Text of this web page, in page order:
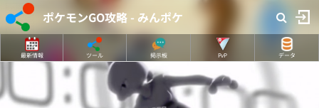
ポケモンGO攻略 - みんポケ
最新情報 ツール 掲示板 PvP データ